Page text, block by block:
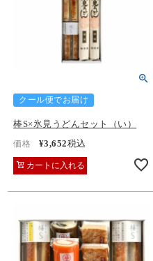
クール便でお届け
棒S×氷見うどんセット（い）
価格 ¥3,652税込
カートに入れる